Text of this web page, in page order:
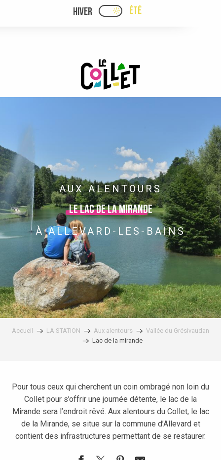
PAGE D’ACCUEIL ACTUELLE ÉTÉ :
HIVER PAGE D’ACCUEIL
ÉTÉ
AUX ALENTOURS
Le lac de la Mirande
À ALLEVARD-LES-BAINS
Accueil LA STATION Aux alentours
Vallée du Grésivaudan
Lac de la mirande
Pour tous ceux qui cherchent un coin ombragé non loin du
Collet pour s’offrir une journée détente, le lac de la
Mirande sera l’endroit rêvé. Aux alentours du Collet, le lac
de la Mirande, se situe sur la commune d’Allevard et
contient des infrastructures permettant de se restaurer.